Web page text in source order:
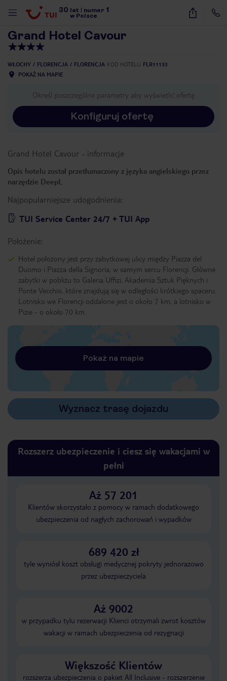
30 lat numer 1
w Polsce
40
Grand Hotel Cavour
WŁOCHY FLORENCJA FLORENCJA KOD HOTELU FLR11133
POKAŻ NA MAPIE
Określ poszczególne parametry aby wyświetlić ofertę
Konfiguruj ofertę
Grand Hotel Cavour - informacje
Opis hotelu został przetłumaczony z języka angielskiego przez
narzędzie DeepL
Najpopularniejsze udogodnienia:
TUI Service Center 24/7 + TUI App
Położenie:
Hotel położony jest przy zabytkowej ulicy między Piazza del
Duomo i Piazza della Signoria, w samym sercu Florencji. Główne
zabytki w pobliżu to Galeria Uffizi, Akademia Sztuk Pięknych i
Ponte Vecchio, które znajdują się w odległości krótkiego spaceru.
Lotnisko we Florencji oddalone jest o około 7 km, a lotnisko w
Pizie - o około 70 km.
Pokaż na mapie
Wyznacz trasę dojazdu
Rozszerz ubezpieczenie i ciesz się wakacjami w
pełni
Aż 57 201
Klientów skorzystało z pomocy w ramach dodatkowego
ubezpieczenia od nagłych zachorowań i wypadków
689 420 zł
tyle wyniósł koszt obsługi medycznej pokryty jednorazowo
przez ubezpieczyciela
Aż 9002
w przypadku tylu rezerwacji Klienci otrzymali zwrot kosztów
wakacji w ramach ubezpieczenia od rezygnacji
Większość Klientów
rozszerza ubezpieczenia o pakiet All Inclusive - rozszerzenie